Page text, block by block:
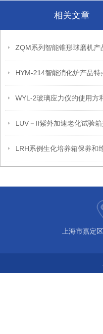
相关文章
HYM-214智能消化炉产品特
WYL-2玻璃应力仪的使用方
LUV－II紫外加速老化试验
LRH系例生化培养箱保养和
上海市嘉定